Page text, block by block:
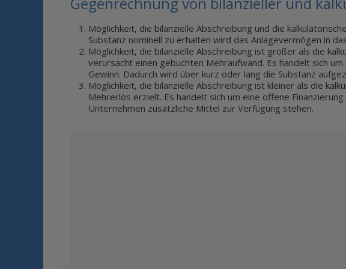
Möglichkeit, die bilanzielle Abschreibung und die
Substanz nominell zu erhalten wird das Anlagevermögen in
Möglichkeit, die bilanzielle Abschreibung ist größer als die
verursacht einen gebuchten Mehraufwand. Es handelt sich
Gewinn. Dadurch wird über kurz oder lang die Substanz
Möglichkeit, die bilanzielle Abschreibung ist kleiner als die
Mehrerlös erzielt. Es handelt sich um eine offene
Unternehmen zusätzliche Mittel zur Verfügung stehen.